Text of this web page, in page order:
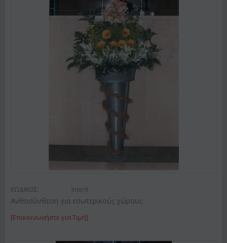
ΚΩΔΙΚΟΣ: Inter9
Ανθοσύνθεση για εσωτερικούς χώρους
[Επικοινωνήστε για Τιμή]